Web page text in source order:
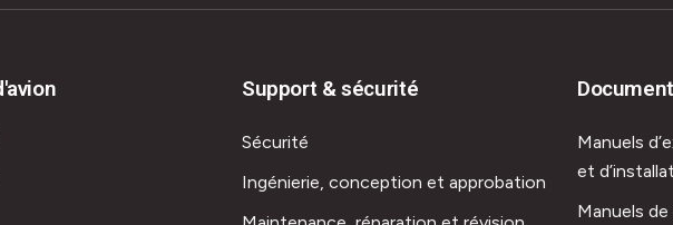
Support & sécurité
Sécurité
Ingénierie, conception et approbation
Manuels
et
Manuels